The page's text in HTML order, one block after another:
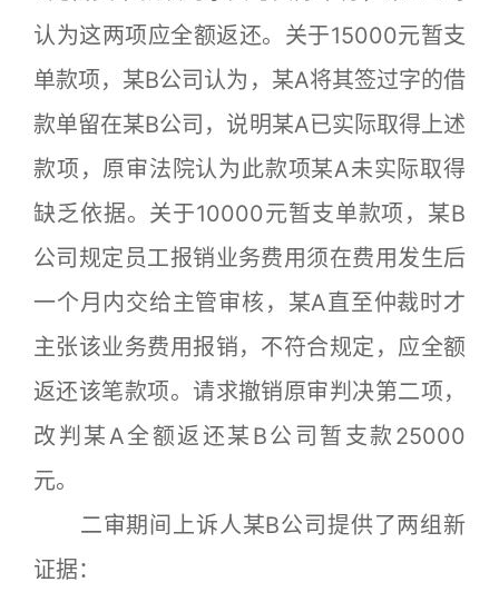
认为这两项应全额返还。关于15000元暂支
单款项，某B公司认为，某A将其签过字的借
款单留在某B公司，说明某A已实际取得上述
款项，原审法院认为此款项某A未实际取得
缺乏依据。关于10000元暂支单款项，某B
公司规定员工报销业务费用须在费用发生后
一个月内交给主管审核，某A直至仲裁时才
主张该业务费用报销，不符合规定，应全额
返还该笔款项。请求撤销原审判决第二项，
改判某A全额返还某B公司暂支款25000
元。
二审期间上诉人某B公司提供了两组新
证据：